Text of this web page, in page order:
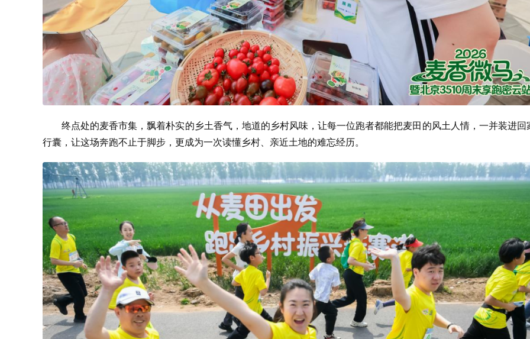
终点处的麦香市集，飘着朴实的乡土香气，地道的乡村风味，让每一位跑者都能把麦田的风土人情，一并装进回
行囊，让这场奔跑不止于脚步，更成为一次读懂乡村、亲近土地的难忘经历。